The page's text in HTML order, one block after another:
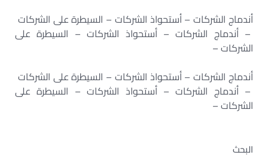
أندماج الشركات – أستحواذ الشركات – السيطرة على الشركات
– أندماج الشركات – أستحواذ الشركات – السيطرة على
الشركات –
أندماج الشركات – أستحواذ الشركات – السيطرة على الشركات
– أندماج الشركات – أستحواذ الشركات – السيطرة على
الشركات –
البحث